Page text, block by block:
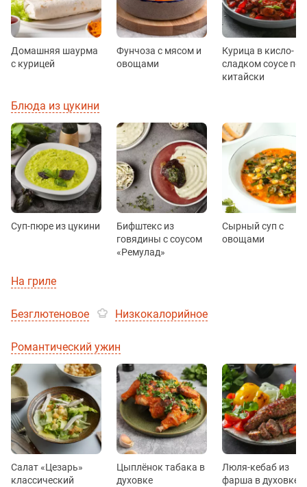
Домашняя шаурма
с курицей
Фунчоза с мясом и
овощами
Курица в кисло-
сладком соусе по-
китайски
Блюда из цукини
Суп-пюре из цукини
Бифштекс из
говядины с соусом
«Ремулад»
Сырный суп с
овощами
На гриле
Безглютеновое Низкокалорийное
Романтический ужин
Салат «Цезарь»
классический
Цыплёнок табака в
духовке
Люля-кебаб из
фарша в духовке